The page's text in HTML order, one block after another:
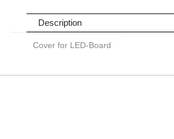
Description
Cover for LED-Board